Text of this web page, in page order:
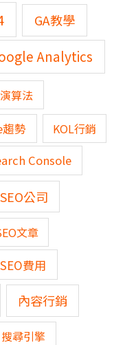
GA教學
Analytics
算法
勢
KOL行銷
Console
SEO公司
文章
SEO費用
內容行銷
搜尋引擎